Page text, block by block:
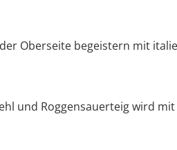
Oberseite begeistern mit
und Roggensauerteig wird